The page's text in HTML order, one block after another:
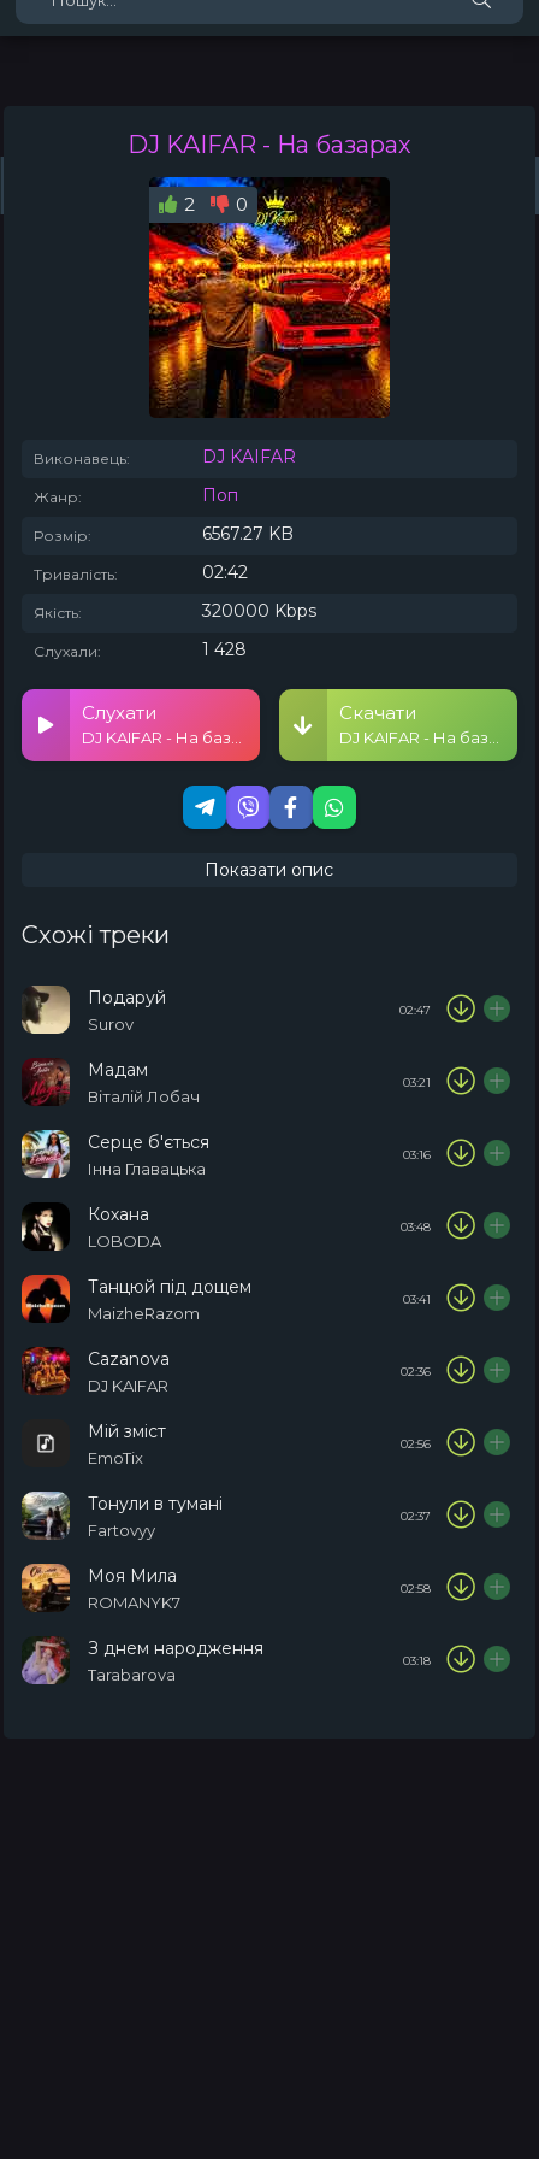
Топ 100 Тренди
DJ KAIFAR - На базарах
2 0
Виконавець: DJ KAIFAR
Жанр: Поп
Розмір: 6567.27 KB
Тривалість: 02:42
Якість: 320000 Kbps
Слухали: 1 428
Слухати Скачати
Показати опис
Схожі треки
Подаруй
Surov
02:47
Мадам
Віталій Лобач
03:21
Серце б'ється
Інна Главацька
03:16
Кохана
LOBODA
03:48
Танцюй під дощем
MaizheRazom
03:41
Cazanova
DJ KAIFAR
02:36
Мій зміст
EmoTix
02:56
Тонули в тумані
Fartovyy
02:37
Моя Мила
ROMANYK7
02:58
З днем народження
Tarabarova
03:18